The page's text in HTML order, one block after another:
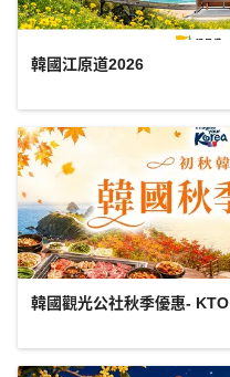
韓國江原道2026
韓國觀光公社秋季優惠- KTO